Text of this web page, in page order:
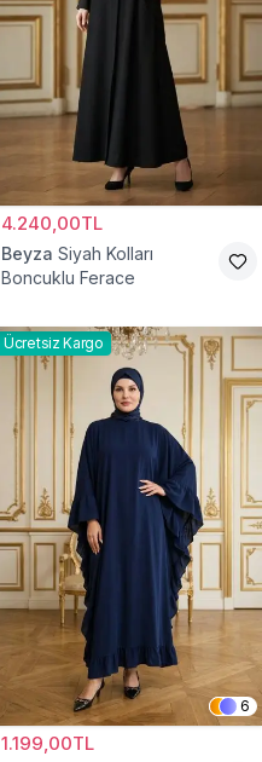
4.240,00TL
Beyza Siyah Kolları
Boncuklu Ferace
Ücretsiz Kargo
6
1.199,00TL